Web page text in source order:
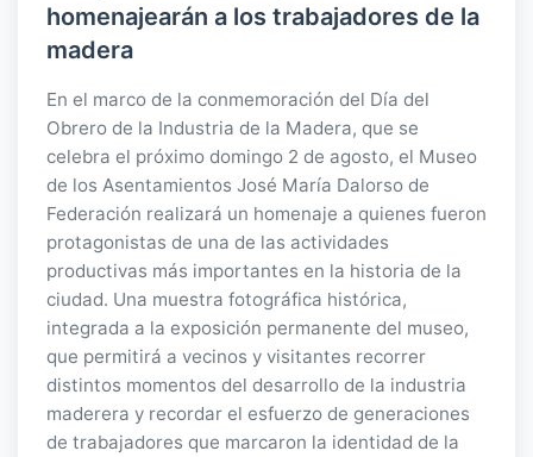
homenajearán a los trabajadores de la
madera
En el marco de la conmemoración del Día del
Obrero de la Industria de la Madera, que se
celebra el próximo domingo 2 de agosto, el Museo
de los Asentamientos José María Dalorso de
Federación realizará un homenaje a quienes fueron
protagonistas de una de las actividades
productivas más importantes en la historia de la
ciudad. Una muestra fotográfica histórica,
integrada a la exposición permanente del museo,
que permitirá a vecinos y visitantes recorrer
distintos momentos del desarrollo de la industria
maderera y recordar el esfuerzo de generaciones
de trabajadores que marcaron la identidad de la